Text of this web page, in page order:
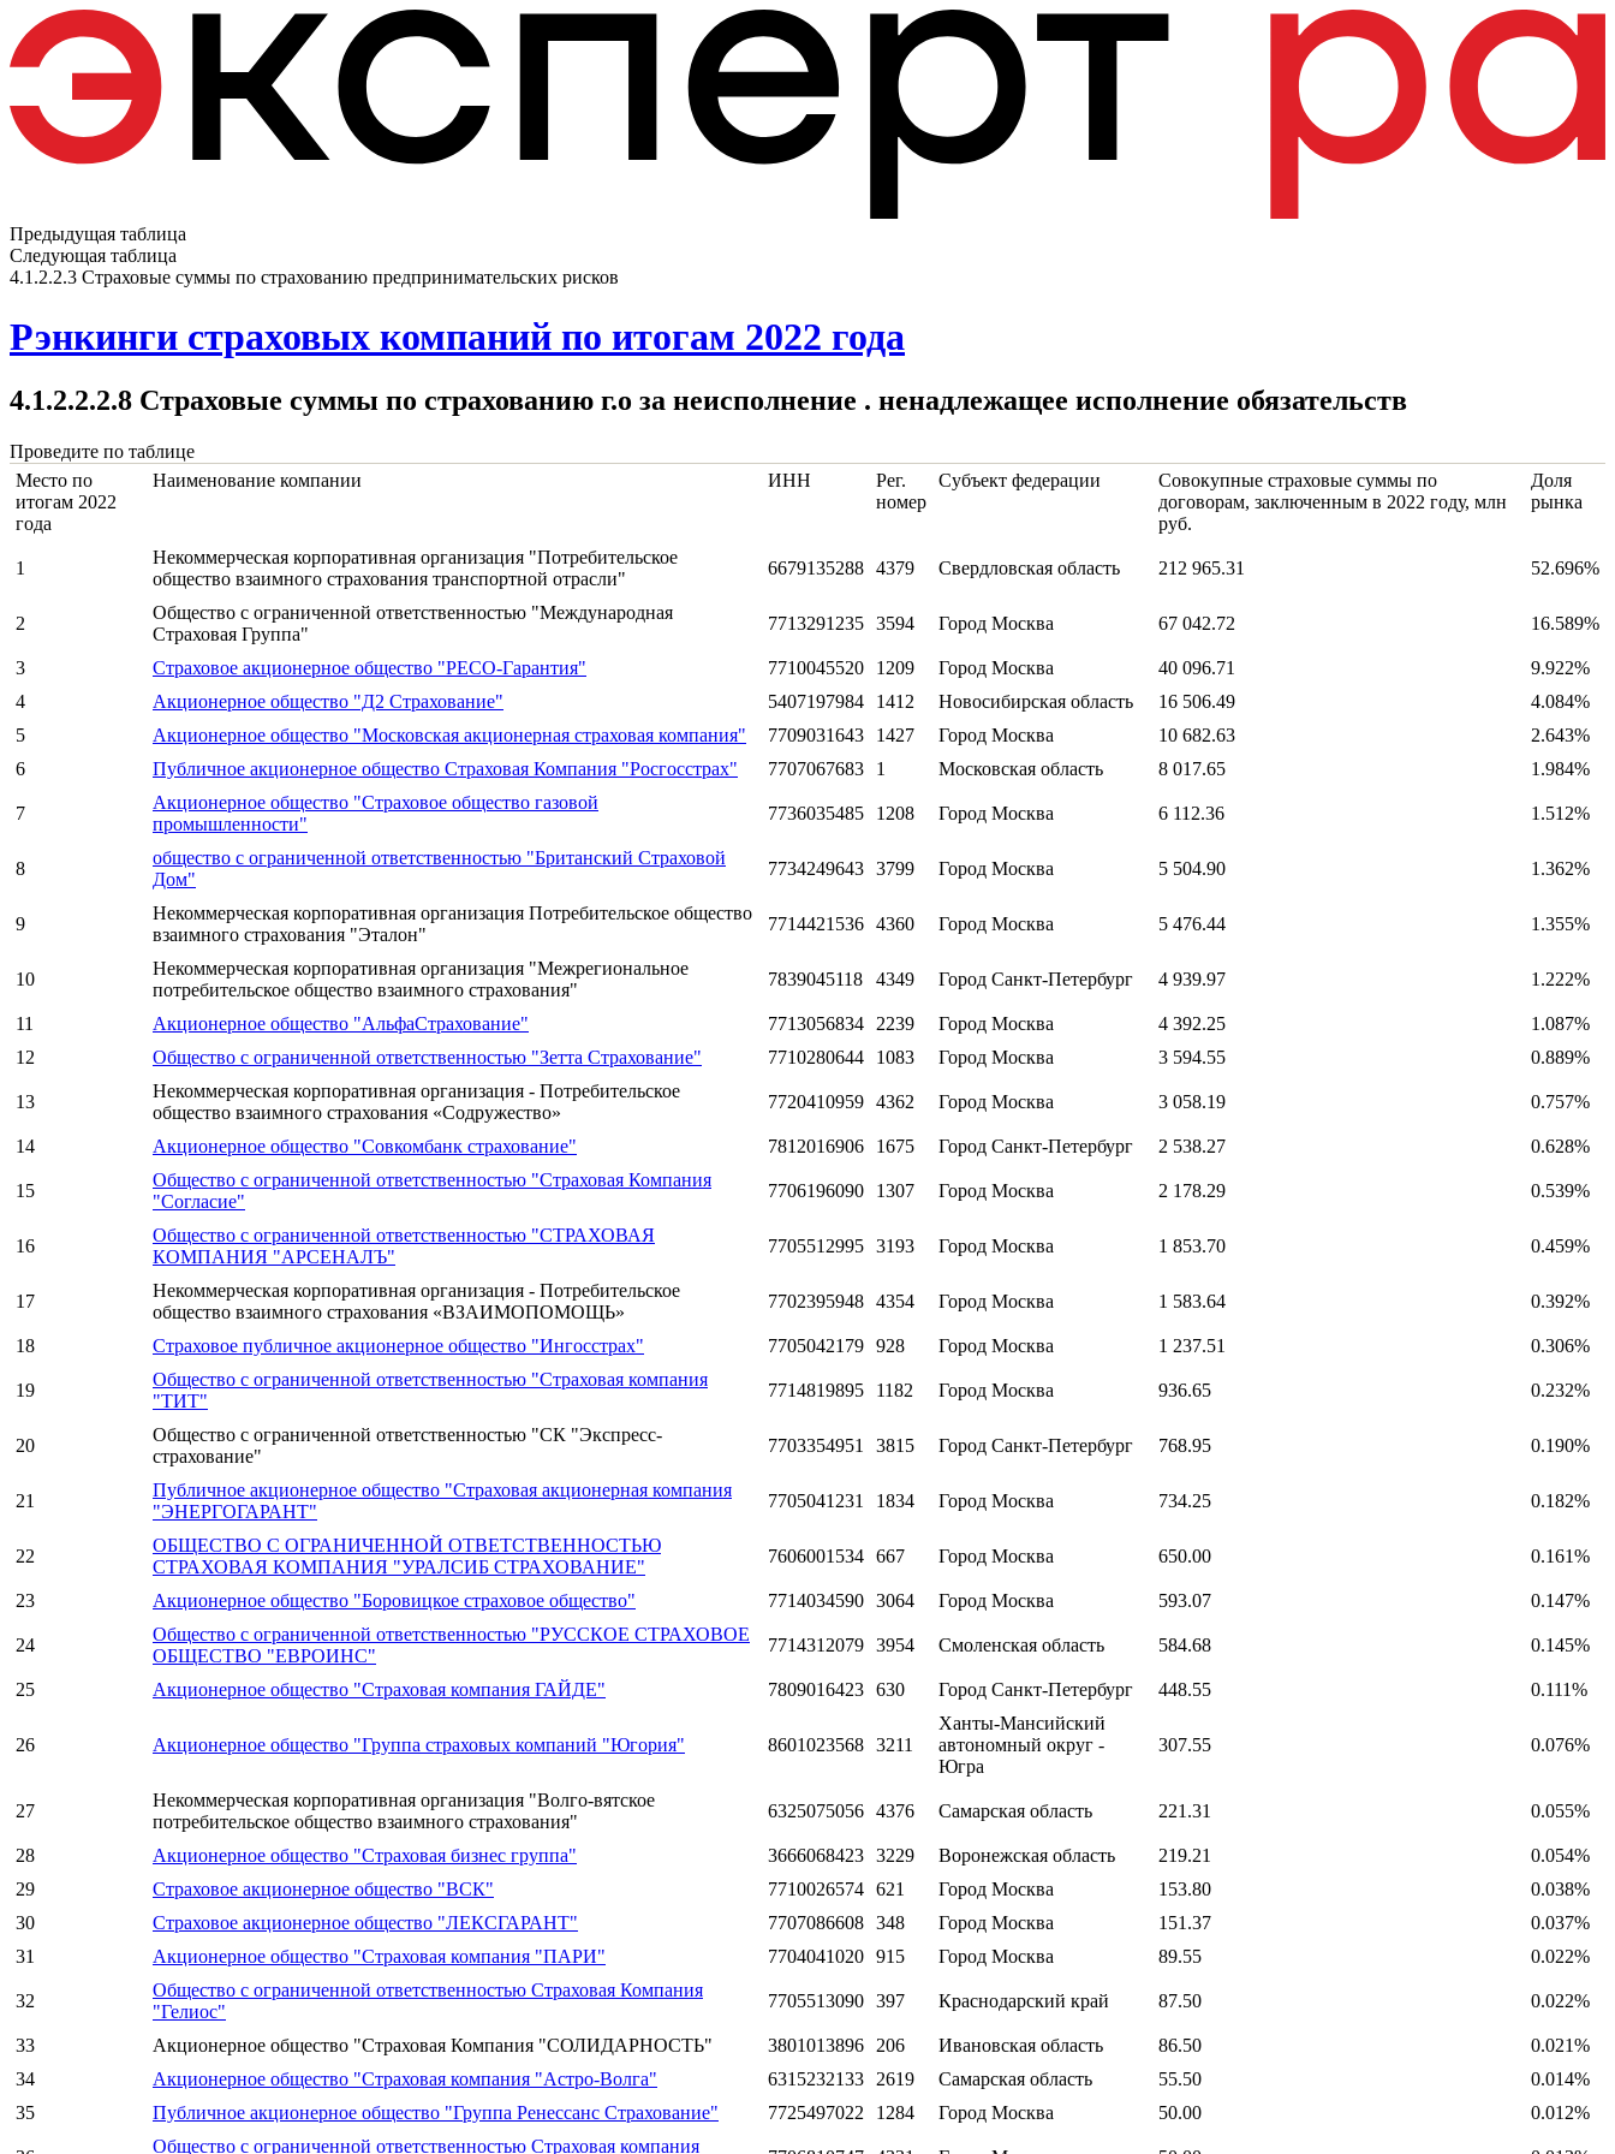
Предыдущая таблица
Следующая таблица
4.1.2.2.3 Страховые суммы по страхованию предпринимательских рисков
Рэнкинги страховых компаний по итогам 2022 года
4.1.2.2.2.8 Страховые суммы по страхованию г.о за неисполнение . ненадлежащее исполнение обязательств
Проведите по таблице
Место по
итогам 2022
года
Наименование компании ИНН
Рег.
номер
Субъект федерации
Совокупные страховые суммы по
договорам, заключенным в 2022 году, млн
руб.
Доля
рынка
1
Некоммерческая корпоративная организация "Потребительское
общество взаимного страхования транспортной отрасли"
6679135288 4379 Свердловская область 212 965.31 52.696%
2
Общество с ограниченной ответственностью "Международная
Страховая Группа"
7713291235 3594 Город Москва 67 042.72 16.589%
3 Страховое акционерное общество "РЕСО-Гарантия" 7710045520 1209 Город Москва 40 096.71
9.922%
4
Акционерное общество "Д2 Страхование" 5407197984 1412 Новосибирская область 16 506.49
4.084%
5
Акционерное общество "Московская акционерная страховая компания" 7709031643 1427 Город Москва 10 682.63
2.643%
6
Публичное акционерное общество Страховая Компания "Росгосстрах" 7707067683 1 Московская область 8 017.65 1.984%
7
Акционерное общество "Страховое общество газовой
промышленности"
7736035485 1208 Город Москва 6 112.36 1.512%
8
общество с ограниченной ответственностью "Британский Страховой
Дом"
7734249643 3799 Город Москва 5 504.90 1.362%
9
Некоммерческая корпоративная организация Потребительское общество
взаимного страхования "Эталон"
7714421536 4360 Город Москва 5 476.44 1.355%
10
Некоммерческая корпоративная организация "Межрегиональное
потребительское общество взаимного страхования"
7839045118 4349 Город Санкт-Петербург 4 939.97 1.222%
11 Акционерное общество "АльфаСтрахование" 7713056834 2239 Город Москва 4 392.25
1.087%
12
Общество с ограниченной ответственностью "Зетта Страхование" 7710280644 1083 Город Москва 3 594.55 0.889%
13
Некоммерческая корпоративная организация - Потребительское
общество взаимного страхования «Содружество»
7720410959 4362 Город Москва 3 058.19 0.757%
14 Акционерное общество "Совкомбанк страхование" 7812016906 1675 Город Санкт-Петербург 2 538.27 0.628%
15
Общество с ограниченной ответственностью "Страховая Компания
"Согласие"
7706196090 1307 Город Москва 2 178.29 0.539%
16
Общество с ограниченной ответственностью "СТРАХОВАЯ
КОМПАНИЯ "АРСЕНАЛЪ"
7705512995 3193 Город Москва 1 853.70 0.459%
17
Некоммерческая корпоративная организация - Потребительское
общество взаимного страхования «ВЗАИМОПОМОЩЬ»
7702395948 4354 Город Москва 1 583.64 0.392%
18 Страховое публичное акционерное общество "Ингосстрах" 7705042179 928 Город Москва 1 237.51 0.306%
19
Общество с ограниченной ответственностью "Страховая компания
"ТИТ"
7714819895 1182 Город Москва 936.65 0.232%
20
Общество с ограниченной ответственностью "СК "Экспресс-
страхование"
7703354951 3815 Город Санкт-Петербург 768.95 0.190%
21
Публичное акционерное общество "Страховая акционерная компания
"ЭНЕРГОГАРАНТ"
7705041231 1834 Город Москва 734.25 0.182%
22
ОБЩЕСТВО С ОГРАНИЧЕННОЙ ОТВЕТСТВЕННОСТЬЮ
СТРАХОВАЯ КОМПАНИЯ "УРАЛСИБ СТРАХОВАНИЕ"
7606001534 667 Город Москва 650.00 0.161%
23 Акционерное общество "Боровицкое страховое общество" 7714034590 3064 Город Москва 593.07 0.147%
24
Общество с ограниченной ответственностью "РУССКОЕ СТРАХОВОЕ
ОБЩЕСТВО "ЕВРОИНС"
7714312079 3954 Смоленская область 584.68 0.145%
25 Акционерное общество "Страховая компания ГАЙДЕ" 7809016423 630 Город Санкт-Петербург 448.55 0.111%
26 Акционерное общество "Группа страховых компаний "Югория" 8601023568 3211
Ханты-Мансийский
автономный округ -
Югра
307.55 0.076%
27
Некоммерческая корпоративная организация "Волго-вятское
потребительское общество взаимного страхования"
6325075056 4376 Самарская область 221.31 0.055%
28 Акционерное общество "Страховая бизнес группа" 3666068423 3229 Воронежская область 219.21
0.054%
29
Страховое акционерное общество "ВСК" 7710026574 621 Город Москва 153.80
0.038%
30
Страховое акционерное общество "ЛЕКСГАРАНТ" 7707086608 348 Город Москва 151.37
0.037%
31
Акционерное общество "Страховая компания "ПАРИ" 7704041020 915 Город Москва 89.55 0.022%
32
Общество с ограниченной ответственностью Страховая Компания
"Гелиос"
7705513090 397 Краснодарский край 87.50 0.022%
33 Акционерное общество "Страховая Компания "СОЛИДАРНОСТЬ" 3801013896 206 Ивановская область 86.50
0.021%
34
Акционерное общество "Страховая компания "Астро-Волга" 6315232133 2619 Самарская область 55.50
0.014%
35
Публичное акционерное общество "Группа Ренессанс Страхование" 7725497022 1284 Город Москва 50.00 0.012%
Общество с ограниченной ответственностью Страховая компания